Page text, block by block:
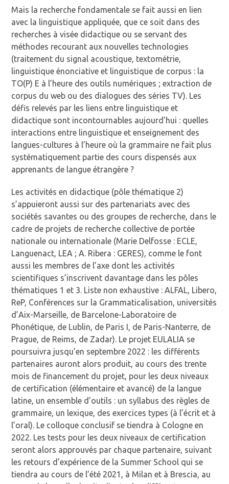
Mais la recherche fondamentale se fait aussi en lien
avec la linguistique appliquée, que ce soit dans des
recherches à visée didactique ou se servant des
méthodes recourant aux nouvelles technologies
(traitement du signal acoustique, textométrie,
linguistique énonciative et linguistique de corpus : la
TO(P) E à l’heure des outils numériques ; extraction de
corpus du web ou des dialogues des séries TV). Les
défis relevés par les liens entre linguistique et
didactique sont incontournables aujourd’hui : quelles
interactions entre linguistique et enseignement des
langues-cultures à l’heure où la grammaire ne fait plus
systématiquement partie des cours dispensés aux
apprenants de langue étrangère ?
Les activités en didactique (pôle thématique 2)
s’appuieront aussi sur des partenariats avec des
sociétés savantes ou des groupes de recherche, dans le
cadre de projets de recherche collective de portée
nationale ou internationale (Marie Delfosse : ECLE,
Languenact, LEA ; A. Ribera : GERES), comme le font
aussi les membres de l’axe dont les activités
scientifiques s’inscrivent davantage dans les pôles
thématiques 1 et 3. Liste non exhaustive : ALFAL, Libero,
ReP, Conférences sur la Grammaticalisation, universités
d’Aix-Marseille, de Barcelone-Laboratoire de
Phonétique, de Lublin, de Paris I, de Paris-Nanterre, de
Prague, de Reims, de Zadar). Le projet EULALIA se
poursuivra jusqu’en septembre 2022 : les différents
partenaires auront alors produit, au cours des trente
mois de financement du projet, pour les deux niveaux
de certification (élémentaire et avancé) de la langue
latine, un ensemble d’outils : un syllabus des règles de
grammaire, un lexique, des exercices types (à l’écrit et à
l’oral). Le colloque conclusif se tiendra à Cologne en
2022. Les tests pour les deux niveaux de certification
seront alors approuvés par chaque partenaire, suivant
les retours d’expérience de la Summer School qui se
tiendra au cours de l’été 2021, à Milan et à Brescia, au